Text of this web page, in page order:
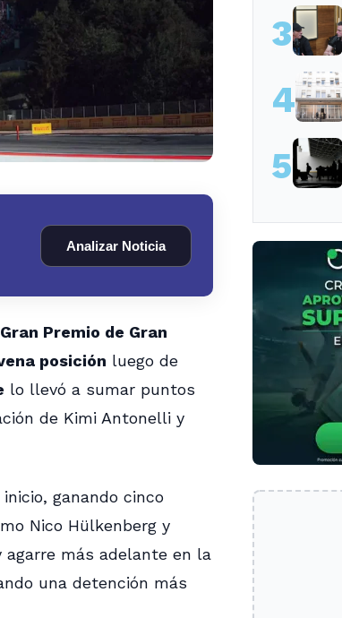
Analizar Noticia
Gran Premio de Gran
posición luego de
lo llevó a sumar puntos
de Kimi Antonelli y
ganando cinco
Nico Hülkenberg y
agarre más adelante en la
una detención más
3
4
5